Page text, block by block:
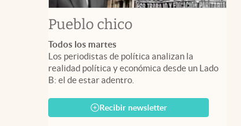
Pueblo chico
Todos los martes
Los periodistas de política analizan la
realidad política y económica desde un Lado
B: el de estar adentro.
Recibir newsletter